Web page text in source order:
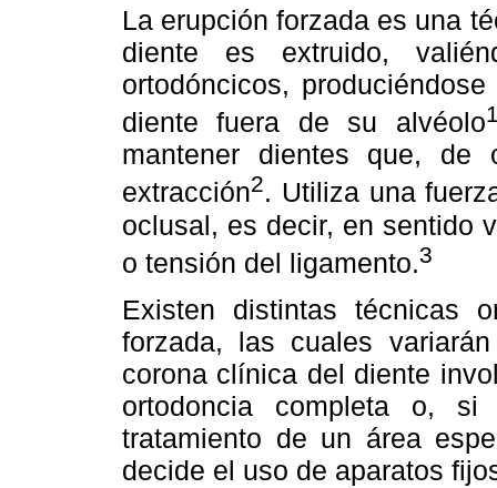
La erupción forzada es una
diente es extruido,
ortodóncicos,
diente fuera de su alvéolo
mantener dientes que, de
extracción2. Utiliza una
oclusal, es decir, en sentido
o tensión del ligamento.3
Existen distintas técnicas
forzada, las cuales
corona clínica del diente
ortodoncia completa o,
tratamiento de un área
decide el uso de aparatos